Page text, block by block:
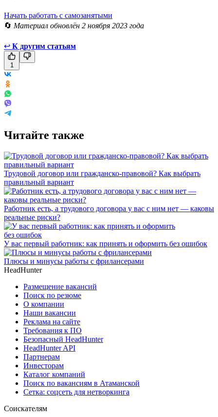
Начать работать с самозанятыми
🔄 Материал обновлён 2 ноября 2023 года
↩ К другим статьям
1
Читайте также
Трудовой договор или гражданско-правовой? Как выбрать
правильный вариант
Работник есть, а трудового договора у вас с ним нет — каковы
реальные риски?
У вас первый работник: как принять и оформить без ошибок
Плюсы и минусы работы с фрилансерами
HeadHunter
Размещение вакансий
Поиск по резюме
О компании
Наши вакансии
Реклама на сайте
Требования к ПО
Безопасный HeadHunter
HeadHunter API
Партнерам
Инвесторам
Каталог компаний
Поиск по вакансиям в Атаманской
Сетка: соцсеть для нетворкинга
Соискателям